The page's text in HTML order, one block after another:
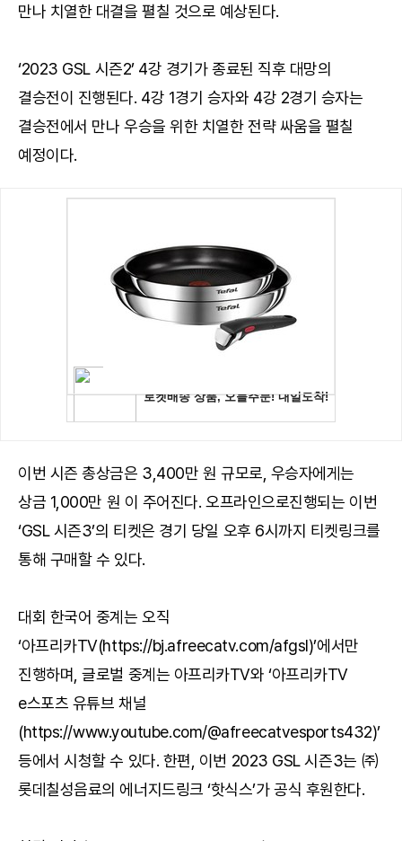
만나 치열한 대결을 펼칠 것으로 예상된다.
‘2023 GSL 시즌2’ 4강 경기가 종료된 직후 대망의
결승전이 진행된다. 4강 1경기 승자와 4강 2경기 승자는
결승전에서 만나 우승을 위한 치열한 전략 싸움을 펼칠
예정이다.
이번 시즌 총상금은 3,400만 원 규모로, 우승자에게는
상금 1,000만 원 이 주어진다. 오프라인으로진행되는 이번
‘GSL 시즌3’의 티켓은 경기 당일 오후 6시까지 티켓링크를
통해 구매할 수 있다.
대회 한국어 중계는 오직
‘아프리카TV(https://bj.afreecatv.com/afgsl)’에서만
진행하며, 글로벌 중계는 아프리카TV와 ‘아프리카TV
e스포츠 유튜브 채널
(https://www.youtube.com/@afreecatvesports432)’
등에서 시청할 수 있다. 한편, 이번 2023 GSL 시즌3는 ㈜
롯데칠성음료의 에너지드링크 ‘핫식스’가 공식 후원한다.